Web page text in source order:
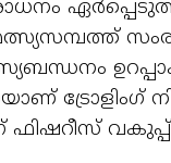
മത്സ്യസമ്പത്ത്
ട്രോളിംഗ്
വകുപ്പ്